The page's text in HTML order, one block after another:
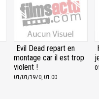
Evil Dead repart en
montage car il est trop
violent !
01/01/1970, 01:00